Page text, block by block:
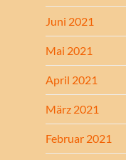
Juni 2021
Mai 2021
April 2021
März 2021
Februar 2021